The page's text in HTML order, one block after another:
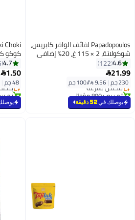
Papadopoulos لفائف الوافر كابريس،
شوكولاتة، 2 × 115 غ، 20% إضافي
4.6
122
21.99
230 جم |
بتخلّص بسرعة
تم بيع +890 مؤخرًا
بتخلّص بسرعة
يوصلك في52 دقيقة
كوكو
4.7
1.50
48 جم |
تم بيع